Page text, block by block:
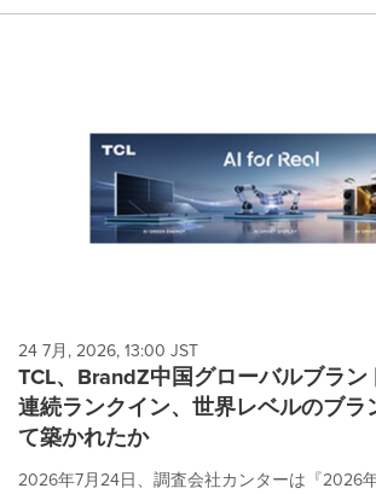
24 7月, 2026, 13:00 JST
TCL、BrandZ中国グローバルブラン
連続ランクイン、世界レベルのブラ
て築かれたか
2026年7月24日、調査会社カンターは『2026